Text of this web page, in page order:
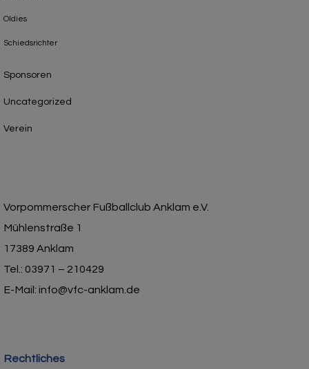
Oldies
Schiedsrichter
Sponsoren
Uncategorized
Verein
Vorpommerscher Fußballclub Anklam e.V.
Mühlenstraße 1
17389 Anklam
Tel.: 03971 – 210429
E-Mail: info@vfc-anklam.de
Rechtliches